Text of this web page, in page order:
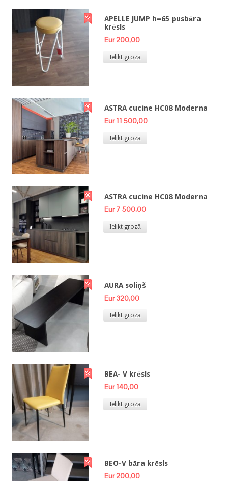
APELLE JUMP h=65 pusbāra
krēsls
Eur 200,00
Ielikt grozā
ASTRA cucine HC08 Moderna
Eur 11 500,00
Ielikt grozā
ASTRA cucine HC08 Moderna
Eur 7 500,00
Ielikt grozā
AURA soliņš
Eur 320,00
Ielikt grozā
BEA- V krēsls
Eur 140,00
Ielikt grozā
BEO-V bāra krēsls
Eur 200,00